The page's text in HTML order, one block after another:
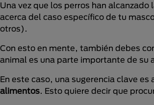
Una vez que los perros han
acerca del caso específico de tu
otros).
Con esto en mente, también debes
animal es una parte importante de su
En este caso, una sugerencia clave es
alimentos. Esto quiere decir que